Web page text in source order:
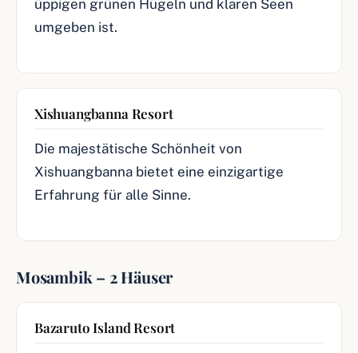
üppigen grünen Hügeln und klaren Seen
umgeben ist.
Xishuangbanna Resort
Die majestätische Schönheit von
Xishuangbanna bietet eine einzigartige
Erfahrung für alle Sinne.
Mosambik – 2 Häuser
Bazaruto Island Resort